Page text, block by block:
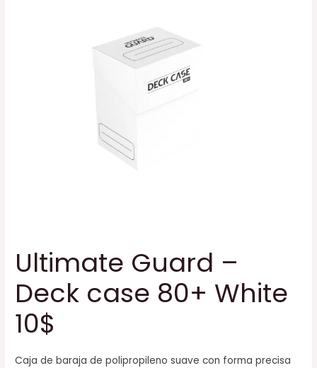
Ultimate Guard –
Deck case 80+ White
10$
Caja de baraja de polipropileno suave con forma precisa